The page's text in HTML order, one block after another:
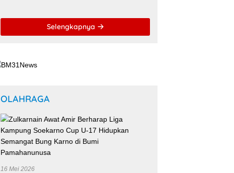
Pendidikan dan
Indonesia Timur
Selengkapnya
OLAHRAGA
16 Mei 2026